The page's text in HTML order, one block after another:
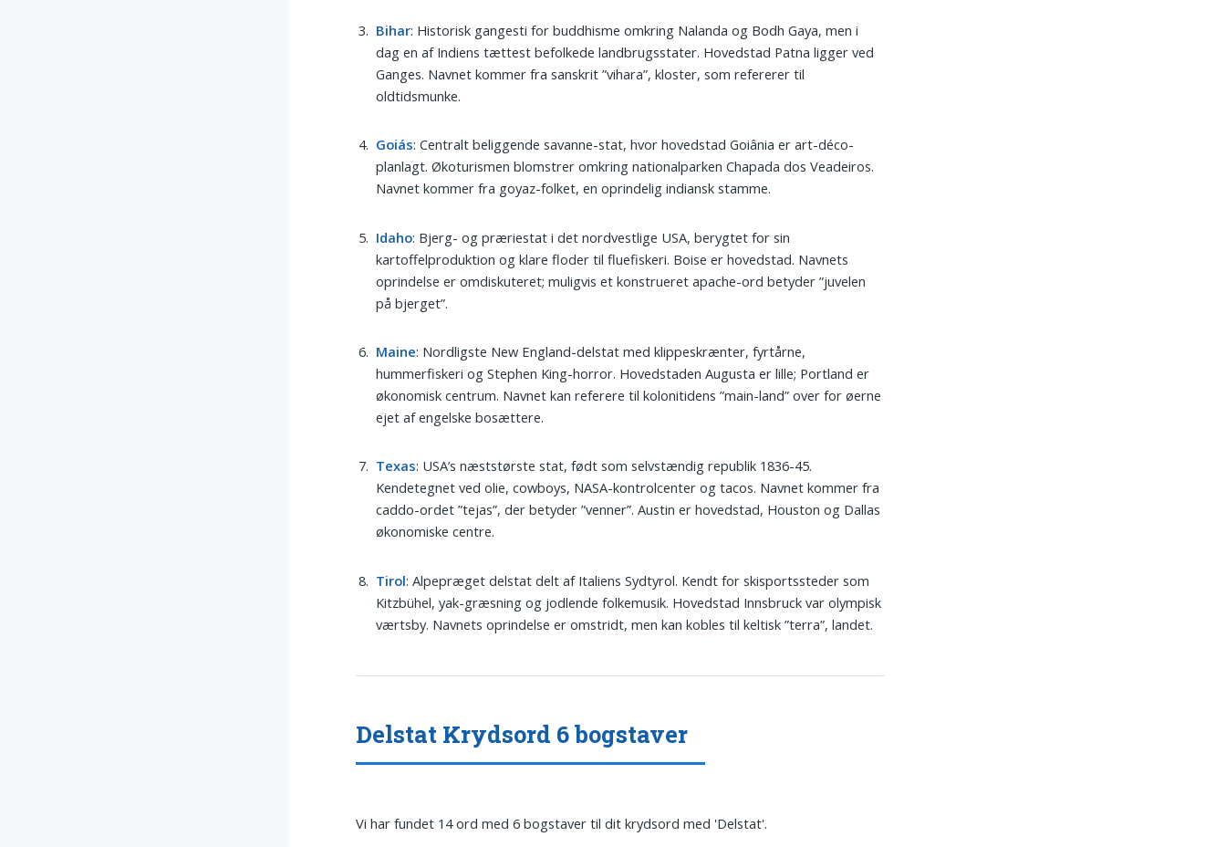
Bihar: Historisk gangesti for buddhisme omkring Nalanda og Bodh Gaya, men i
dag en af Indiens tættest befolkede landbrugsstater. Hovedstad Patna ligger ved
Ganges. Navnet kommer fra sanskrit ”vihara”, kloster, som refererer til
oldtidsmunke.
Goiás: Centralt beliggende savanne-stat, hvor hovedstad Goiânia er art-déco-
planlagt. Økoturismen blomstrer omkring nationalparken Chapada dos Veadeiros.
Navnet kommer fra goyaz-folket, en oprindelig indiansk stamme.
Idaho: Bjerg- og præriestat i det nordvestlige USA, berygtet for sin
kartoffelproduktion og klare floder til fluefiskeri. Boise er hovedstad. Navnets
oprindelse er omdiskuteret; muligvis et konstrueret apache-ord betyder ”juvelen
på bjerget”.
Maine: Nordligste New England-delstat med klippeskrænter, fyrtårne,
hummerfiskeri og Stephen King-horror. Hovedstaden Augusta er lille; Portland er
økonomisk centrum. Navnet kan referere til kolonitidens ”main-land” over for øerne
ejet af engelske bosættere.
Texas: USA’s næststørste stat, født som selvstændig republik 1836-45.
Kendetegnet ved olie, cowboys, NASA-kontrolcenter og tacos. Navnet kommer fra
caddo-ordet ”tejas”, der betyder ”venner”. Austin er hovedstad, Houston og Dallas
økonomiske centre.
Tirol: Alpepræget delstat delt af Italiens Sydtyrol. Kendt for skisportssteder som
Kitzbühel, yak-græsning og jodlende folkemusik. Hovedstad Innsbruck var olympisk
værtsby. Navnets oprindelse er omstridt, men kan kobles til keltisk ”terra”, landet.
Delstat Krydsord 6 bogstaver
Vi har fundet 14 ord med 6 bogstaver til dit krydsord med 'Delstat'.